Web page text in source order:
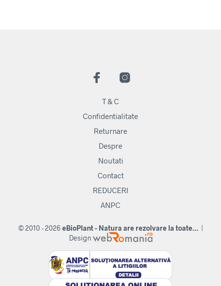
T & C
Confidentialitate
Returnare
Despre
Noutati
Contact
REDUCERI
ANPC
© 2010 - 2026 eBioPlant - Natura are rezolvare la toate... |
Design